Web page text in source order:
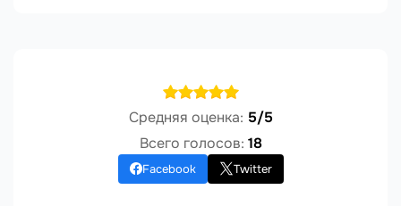
Средняя оценка: 5/5
Всего голосов: 18
Facebook Twitter